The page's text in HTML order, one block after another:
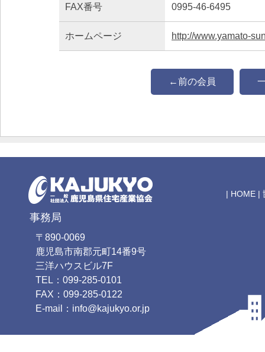
FAX番号 0995-46-6495
ホームページ http://www.yamato-
←前の会員
事務局
〒890-0069
鹿児島市南郡元町14番9号
三洋ハウスビル7F
TEL：099-285-0101
FAX：099-285-0122
E-mail：info@kajukyo.or.jp
| HOME |